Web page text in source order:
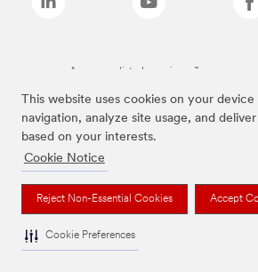
This website uses cookies on your
navigation, analyze site usage, and
based on your interests.
Cookie Notice
Reject Non-Essential Cookies Accept
Cookie Preferences
As marcas listadas a cima são marcas